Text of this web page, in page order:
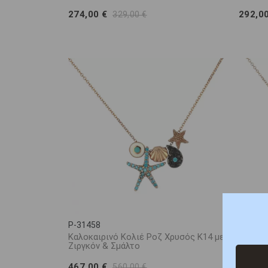
274,00 € 329,00 €
P-31458
Καλοκαιρινό Κολιέ Ροζ Χρυσός Κ14 με
Ζιργκόν & Σμάλτο